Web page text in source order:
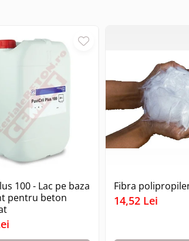
100 - Lac pe baza
pentru beton
Fibra
14,52 Lei